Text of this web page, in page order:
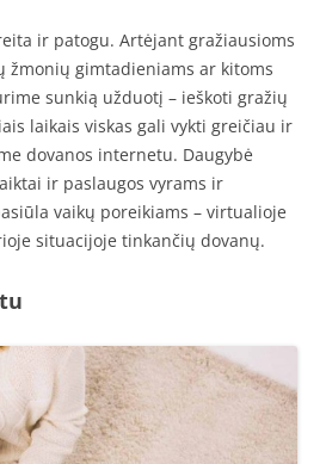
ir patogu. Artėjant gražiausioms
žmonių gimtadieniams ar kitoms
sunkią užduotį – ieškoti gražių
laikais viskas gali vykti greičiau ir
dovanos internetu. Daugybė
ir paslaugos vyrams ir
vaikų poreikiams – virtualioje
situacijoje tinkančių dovanų.